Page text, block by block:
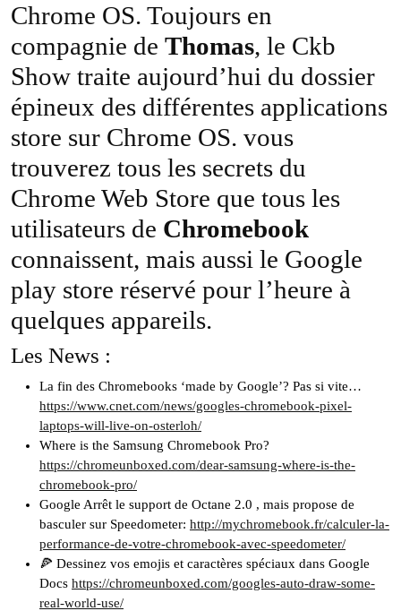
Chrome OS. Toujours en
compagnie de Thomas, le Ckb
Show traite aujourd’hui du dossier
épineux des différentes applications
store sur Chrome OS. vous
trouverez tous les secrets du
Chrome Web Store que tous les
utilisateurs de Chromebook
connaissent, mais aussi le Google
play store réservé pour l’heure à
quelques appareils.
Les News :
La fin des Chromebooks ‘made by Google’? Pas si vite…
https://www.cnet.com/news/googles-chromebook-pixel-
laptops-will-live-on-osterloh/
Where is the Samsung Chromebook Pro?
https://chromeunboxed.com/dear-samsung-where-is-the-
chromebook-pro/
Google Arrêt le support de Octane 2.0 , mais propose de
basculer sur Speedometer: http://mychromebook.fr/calculer-la-
performance-de-votre-chromebook-avec-speedometer/
🍕 Dessinez vos emojis et caractères spéciaux dans Google
Docs https://chromeunboxed.com/googles-auto-draw-some-
real-world-use/